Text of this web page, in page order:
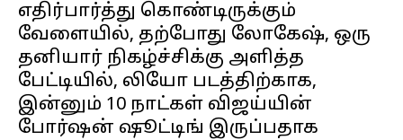
எதிர்பார்த்து கொண்டிருக்கும்
வேளையில், தற்போது லோகேஷ், ஒரு
தனியார் நிகழ்ச்சிக்கு அளித்த
பேட்டியில், லியோ படத்திற்காக,
இன்னும் 10 நாட்கள் விஜய்யின்
போர்ஷன் ஷூட்டிங் இருப்பதாக